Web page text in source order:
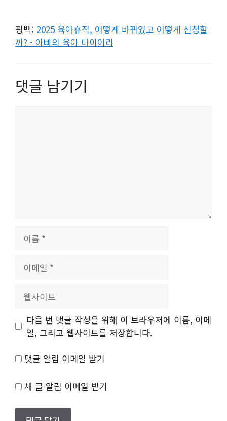
핑백: 2025 육아휴직, 어떻게 바뀌었고 어떻게 신청할
까? - 아빠의 육아 다이어리
댓글 남기기
트
다음 번 댓글 작성을 위해 이 브라우저에 이름, 이메
일, 그리고 웹사이트를 저장합니다.
댓글 알림 이메일 받기
새 글 알림 이메일 받기